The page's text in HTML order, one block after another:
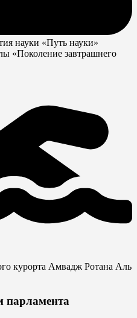
науки «Путь науки»
«Поколение завтрашнего
курорта Амвадж Ротана Аль
парламента